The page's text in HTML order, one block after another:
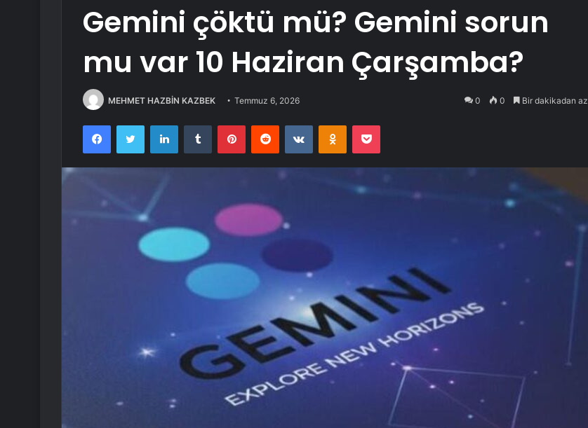
Gemini çöktü mü? Gemini sorun
mu var 10 Haziran Çarşamba?
MEHMET HAZBİN KAZBEK Temmuz 6, 2026 0 0 Bir dakikadan az
FacebookTwitter LinkedInTumblr PinterestReddit VKontakteOdnoklassniki
Pocket